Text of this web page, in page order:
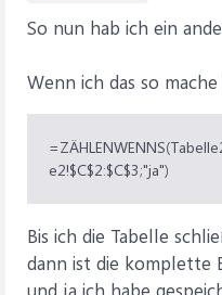
So nun hab ich ein
Wenn ich das so
e2!$C$2:$C$3;"ja")
Bis ich die Tabelle
dann ist die komplette
und ja ich habe